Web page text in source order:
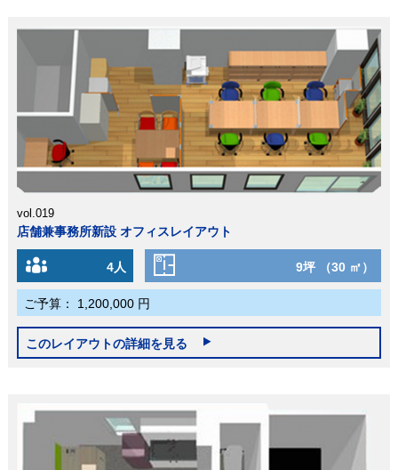
vol.019
店舗兼事務所新設 オフィスレイアウト
4人 9坪 （30 ㎡）
ご予算： 1,200,000 円
このレイアウトの詳細を見る